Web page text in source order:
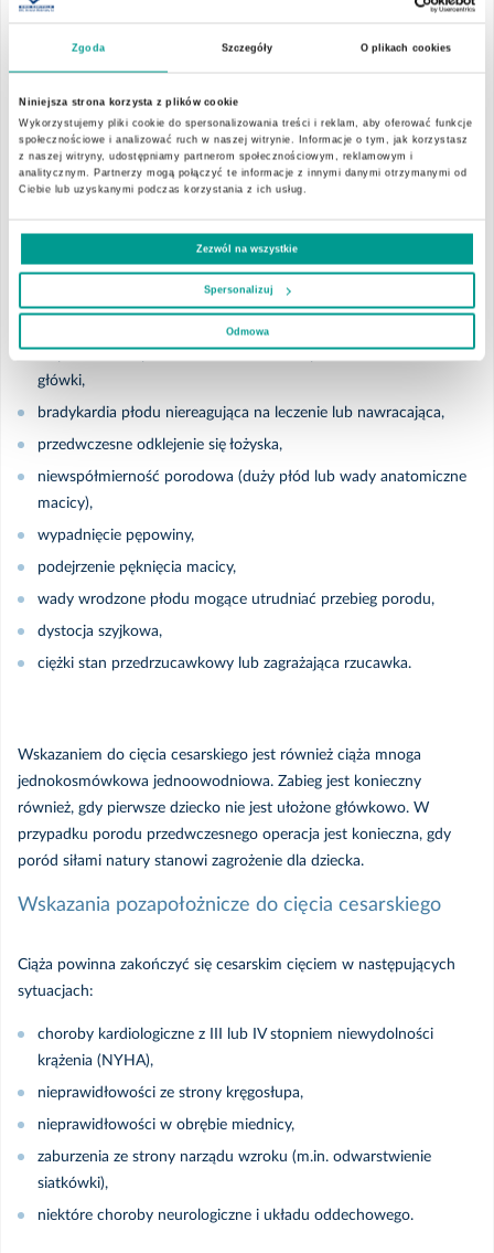
Zgoda Szczegóły O plikach cookies
Niniejsza strona korzysta z plików cookie
Wykorzystujemy pliki cookie do spersonalizowania treści i reklam, aby oferować funkcje
społecznościowe i analizować ruch w naszej witrynie. Informacje o tym, jak korzystasz
z naszej witryny, udostępniamy partnerom społecznościowym, reklamowym i
analitycznym. Partnerzy mogą połączyć te informacje z innymi danymi otrzymanymi od
Ciebie lub uzyskanymi podczas korzystania z ich usług.
Zezwól na wszystkie
Spersonalizuj
Odmowa
wskazaniach. Mogą być one położnicze (związane z przebiegiem
ciąży i stanem płodu) lub pozapołożnicze (związane ze stanem
ciężarnej). Część z nich może być obecna od samego początku,
niektóre pojawiają się dopiero z czasem. Ostateczną decyzję
podejmuje lekarz prowadzący.
Położnicze wskazania do cesarskiego cięcia
Towarzystwo Ginekologiczne) wyróżnia następujące wskazania do
cesarskiego cięcia:
nieprawidłowe położenie dziecka lub nieprawidłowe ułożenie
główki,
bradykardia płodu niereagująca na leczenie lub nawracająca,
przedwczesne odklejenie się łożyska,
niewspółmierność porodowa (duży płód lub wady anatomiczne
macicy),
wypadnięcie pępowiny,
podejrzenie pęknięcia macicy,
wady wrodzone płodu mogące utrudniać przebieg porodu,
dystocja szyjkowa,
ciężki stan przedrzucawkowy lub zagrażająca rzucawka.
Wskazaniem do cięcia cesarskiego jest również ciąża mnoga
jednokosmówkowa jednoowodniowa. Zabieg jest konieczny
również, gdy pierwsze dziecko nie jest ułożone główkowo. W
przypadku porodu przedwczesnego operacja jest konieczna, gdy
poród siłami natury stanowi zagrożenie dla dziecka.
Wskazania pozapołożnicze do cięcia cesarskiego
Ciąża powinna zakończyć się cesarskim cięciem w następujących
sytuacjach:
choroby kardiologiczne z III lub IV stopniem niewydolności
krążenia (NYHA),
nieprawidłowości ze strony kręgosłupa,
nieprawidłowości w obrębie miednicy,
zaburzenia ze strony narządu wzroku (m.in. odwarstwienie
siatkówki),
niektóre choroby neurologiczne i układu oddechowego.